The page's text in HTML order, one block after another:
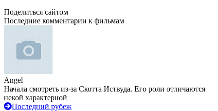
Поделиться сайтом
Последние комментарии к фильмам
Angel
Начала смотреть из-за Скотта Иствуда. Его роли отличаются
некой характерной
Последний рубеж